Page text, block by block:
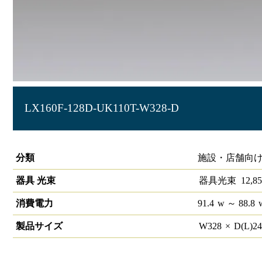
LX160F-128D-UK110T-W328-D
分類
施設・店舗向
器具 光束 器具光束
消費電力 91.4 w～ 88.8
製品サイズ W328 × D(L)